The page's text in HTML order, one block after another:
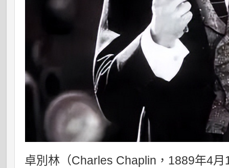
卓別林（Charles Chaplin，1889年4